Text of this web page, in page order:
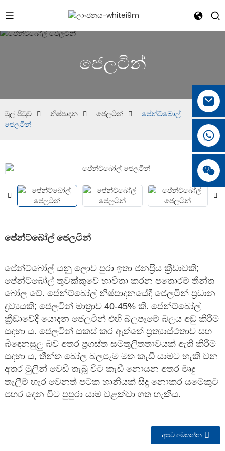
ජෙලටින්
මුල් පිටුව නිෂ්පාදන ජෙලටින්
පේන්ට්බෝල්
ජෙලටින්
පේන්ට්බෝල් ජෙලටින්
පේන්ට්බෝල් යනු ලොව පුරා ඉතා ජනප්‍රිය ක්‍රීඩාවකි;
පේන්ට්බෝල් තුවක්කුවේ භාවිතා කරන පතොරම් තීන්ත
බෝල වේ. පේන්ට්බෝල් නිෂ්පාදනයේදී ජෙලටින් ප්‍රධාන
ද්‍රව්‍යයකි; ජෙලටින් මාත්‍රාව 40-45% කි. පේන්ට්බෝල්
ක්‍රීඩාවේදී යොදන ජෙලටින් එහි බලපෑමේ බලය අඩු කිරීම
සඳහා ය. ජෙලටින් සකස් කර ඇත්තේ ප්‍රත්‍යාස්ථතාව සහ
බිඳෙනසුලු බව අතර ප්‍රශස්ත සමතුලිතතාවයක් ඇති කිරීම
සඳහා ය, තීන්ත බෝල බලපෑම මත කැඩී යාමට හැකි වන
අතර මුලින් වෙඩි තැබූ විට කැඩී නොයන අතර මෘදු
තැලීම් හැර වෙනත් පටක හානියක් සිදු නොකර යමෙකුට
පහර දෙන විට පුපුරා යාම වළක්වා ගත හැකිය.
අපව අමතන්න